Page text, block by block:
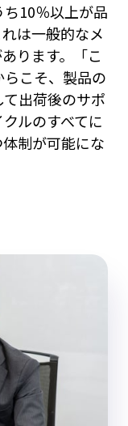
10％以上が品
は一般的なメ
ります。「こ
こそ、製品の
出荷後のサポ
ルのすべてに
制が可能にな